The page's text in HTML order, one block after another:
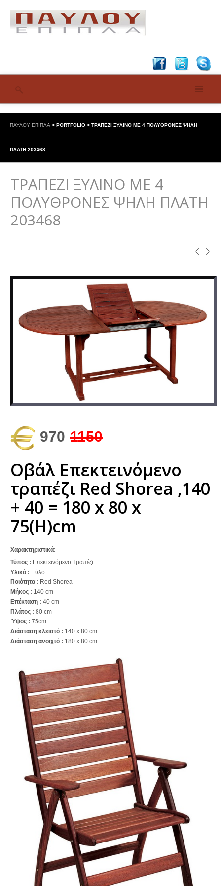
ΠΑΥΛΟΥ ΕΠΙΠΛΑ > PORTFOLIO > ΤΡΑΠΕΖΙ ΞΥΛΙΝΟ ΜΕ 4 ΠΟΛΥΘΡΟΝΕΣ ΨΗΛΗ
ΠΛΑΤΗ 203468
ΤΡΑΠΕΖΙ ΞΥΛΙΝΟ ΜΕ 4
ΠΟΛΥΘΡΟΝΕΣ ΨΗΛΗ ΠΛΑΤΗ
203468
970 1150
Οβάλ Επεκτεινόμενο
τραπέζι Red Shorea ,140
+ 40 = 180 x 80 x
75(H)cm
Χαρακτηριστικά:
Τύπος : Επεκτεινόμενο Τραπέζι
Υλικό : Ξύλο
Ποιότητα : Red Shorea
Μήκος : 140 cm
Επέκταση : 40 cm
Πλάτος : 80 cm
Ύψος : 75cm
Διάσταση κλειστό : 140 x 80 cm
Διάσταση ανοιχτό : 180 x 80 cm